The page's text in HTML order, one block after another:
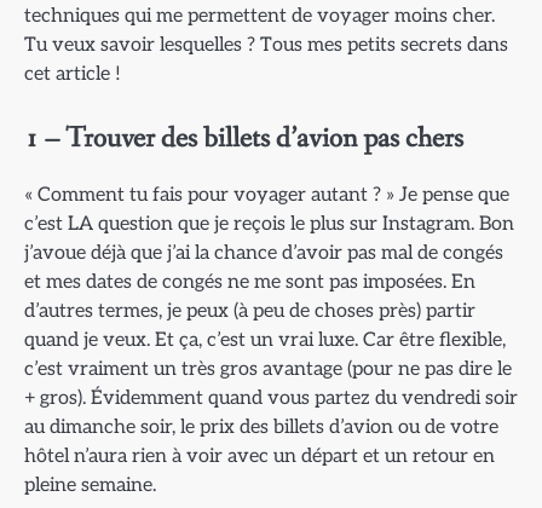
techniques qui me permettent de voyager moins cher.
Tu veux savoir lesquelles ? Tous mes petits secrets dans
cet article !
1 – Trouver des billets d’avion pas chers
« Comment tu fais pour voyager autant ? » Je pense que
c’est LA question que je reçois le plus sur Instagram. Bon
j’avoue déjà que j’ai la chance d’avoir pas mal de congés
et mes dates de congés ne me sont pas imposées. En
d’autres termes, je peux (à peu de choses près) partir
quand je veux. Et ça, c’est un vrai luxe. Car être flexible,
c’est vraiment un très gros avantage (pour ne pas dire le
+ gros). Évidemment quand vous partez du vendredi soir
au dimanche soir, le prix des billets d’avion ou de votre
hôtel n’aura rien à voir avec un départ et un retour en
pleine semaine.